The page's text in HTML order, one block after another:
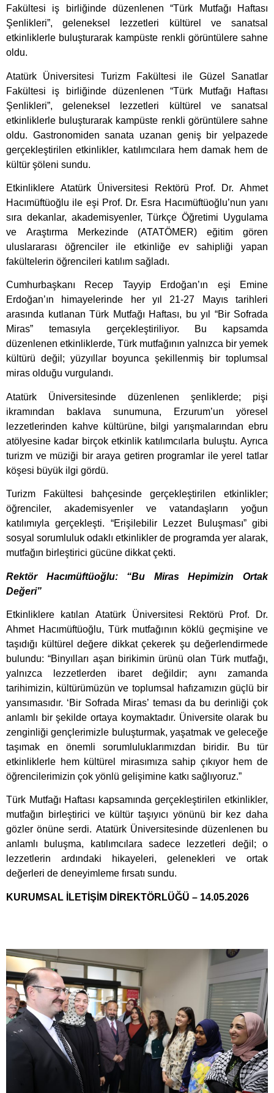
Fakültesi iş birliğinde düzenlenen “Türk Mutfağı Haftası
Şenlikleri”, geleneksel lezzetleri kültürel ve sanatsal
etkinliklerle buluşturarak kampüste renkli görüntülere sahne
oldu.
Atatürk Üniversitesi Turizm Fakültesi ile Güzel Sanatlar
Fakültesi iş birliğinde düzenlenen “Türk Mutfağı Haftası
Şenlikleri”, geleneksel lezzetleri kültürel ve sanatsal
etkinliklerle buluşturarak kampüste renkli görüntülere sahne
oldu. Gastronomiden sanata uzanan geniş bir yelpazede
gerçekleştirilen etkinlikler, katılımcılara hem damak hem de
kültür şöleni sundu.
Etkinliklere Atatürk Üniversitesi Rektörü Prof. Dr. Ahmet
Hacımüftüoğlu ile eşi Prof. Dr. Esra Hacımüftüoğlu’nun yanı
sıra dekanlar, akademisyenler, Türkçe Öğretimi Uygulama
ve Araştırma Merkezinde (ATATÖMER) eğitim gören
uluslararası öğrenciler ile etkinliğe ev sahipliği yapan
fakültelerin öğrencileri katılım sağladı.
Cumhurbaşkanı Recep Tayyip Erdoğan’ın eşi Emine
Erdoğan’ın himayelerinde her yıl 21-27 Mayıs tarihleri
arasında kutlanan Türk Mutfağı Haftası, bu yıl “Bir Sofrada
Miras” temasıyla gerçekleştiriliyor. Bu kapsamda
düzenlenen etkinliklerde, Türk mutfağının yalnızca bir yemek
kültürü değil; yüzyıllar boyunca şekillenmiş bir toplumsal
miras olduğu vurgulandı.
Atatürk Üniversitesinde düzenlenen şenliklerde; pişi
ikramından baklava sunumuna, Erzurum’un yöresel
lezzetlerinden kahve kültürüne, bilgi yarışmalarından ebru
atölyesine kadar birçok etkinlik katılımcılarla buluştu. Ayrıca
turizm ve müziği bir araya getiren programlar ile yerel tatlar
köşesi büyük ilgi gördü.
Turizm Fakültesi bahçesinde gerçekleştirilen etkinlikler;
öğrenciler, akademisyenler ve vatandaşların yoğun
katılımıyla gerçekleşti. “Erişilebilir Lezzet Buluşması” gibi
sosyal sorumluluk odaklı etkinlikler de programda yer alarak,
mutfağın birleştirici gücüne dikkat çekti.
Rektör Hacımüftüoğlu: “Bu Miras Hepimizin Ortak
Değeri”
Etkinliklere katılan Atatürk Üniversitesi Rektörü Prof. Dr.
Ahmet Hacımüftüoğlu, Türk mutfağının köklü geçmişine ve
taşıdığı kültürel değere dikkat çekerek şu değerlendirmede
bulundu: “Binyılları aşan birikimin ürünü olan Türk mutfağı,
yalnızca lezzetlerden ibaret değildir; aynı zamanda
tarihimizin, kültürümüzün ve toplumsal hafızamızın güçlü bir
yansımasıdır. ‘Bir Sofrada Miras’ teması da bu derinliği çok
anlamlı bir şekilde ortaya koymaktadır. Üniversite olarak bu
zenginliği gençlerimizle buluşturmak, yaşatmak ve geleceğe
taşımak en önemli sorumluluklarımızdan biridir. Bu tür
etkinliklerle hem kültürel mirasımıza sahip çıkıyor hem de
öğrencilerimizin çok yönlü gelişimine katkı sağlıyoruz.”
Türk Mutfağı Haftası kapsamında gerçekleştirilen etkinlikler,
mutfağın birleştirici ve kültür taşıyıcı yönünü bir kez daha
gözler önüne serdi. Atatürk Üniversitesinde düzenlenen bu
anlamlı buluşma, katılımcılara sadece lezzetleri değil; o
lezzetlerin ardındaki hikayeleri, gelenekleri ve ortak
değerleri de deneyimleme fırsatı sundu.
KURUMSAL İLETİŞİM DİREKTÖRLÜĞÜ – 14.05.2026